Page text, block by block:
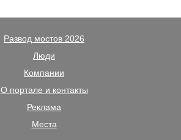
Развод мостов 2026
Люди
Компании
О портале и контакты
Реклама
Места